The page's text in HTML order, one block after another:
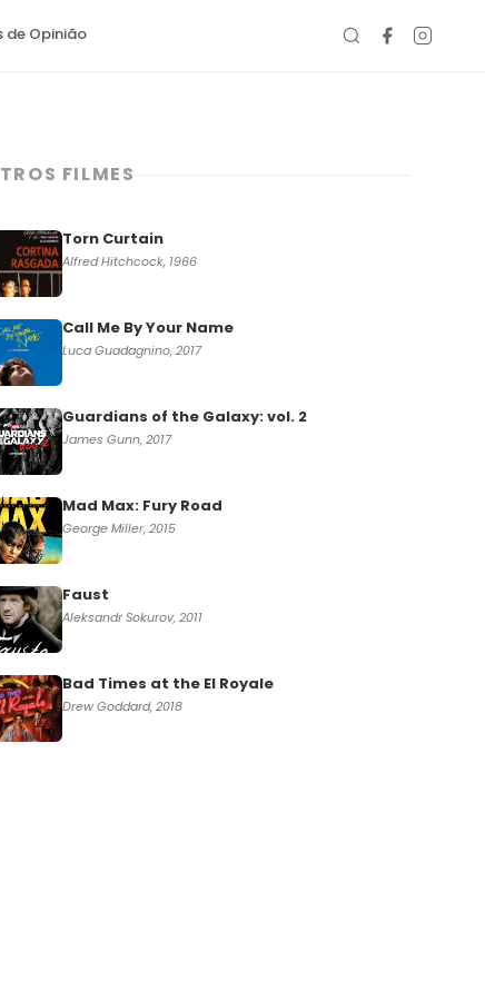
de Opinião
FILMES
Torn Curtain
Alfred Hitchcock, 1966
Call Me By Your Name
Luca Guadagnino, 2017
Guardians of the Galaxy: vol. 2
James Gunn, 2017
Mad Max: Fury Road
George Miller, 2015
Faust
Aleksandr Sokurov, 2011
Bad Times at the El Royale
Drew Goddard, 2018